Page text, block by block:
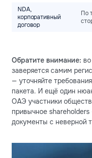
NDA,
корпоративный
договор
По
Обратите внимание:
заверяется самим
— уточняйте
пакета. И ещё один
ОАЭ участники
привычное
документы с неверной